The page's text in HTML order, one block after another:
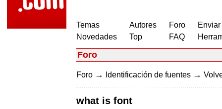
Temas
Novedades
Autores
Top
Foro
FAQ
Foro
Foro → Identificación de fuentes →
what is font